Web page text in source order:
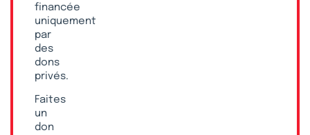
financée
uniquement
par
des
dons
privés.
Faites
un
don